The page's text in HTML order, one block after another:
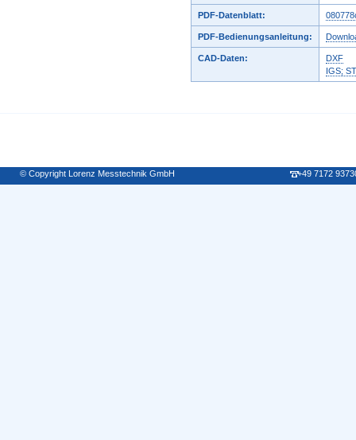
PDF-Datenblatt:
PDF-Bedienungsanleitung:
CAD-Daten:
DXF
IGS;
© Copyright Lorenz Messtechnik GmbH +49 7172